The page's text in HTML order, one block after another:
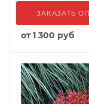
ЗАКАЗАТЬ
от1 300 руб